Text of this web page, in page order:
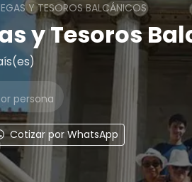
Y TESOROS BALCÁNICOS
y Tesoros
persona
Cotizar por WhatsApp